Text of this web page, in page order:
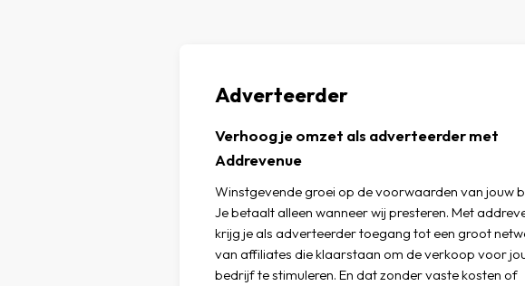
Adverteerder
Verhoog je omzet als adverteerder met
Addrevenue
Winstgevende groei op de voorwaarden van jouw
Je betaalt alleen wanneer wij presteren. Met
krijg je als adverteerder toegang tot een groot
van affiliates die klaarstaan om de verkoop voor
bedrijf te stimuleren. En dat zonder vaste kosten of